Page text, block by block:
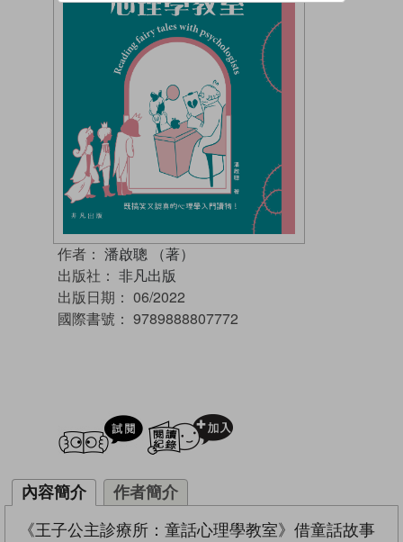
作者： 潘啟聰 （著）
出版社： 非凡出版
出版日期： 06/2022
國際書號： 9789888807772
試閲
內容簡介 作者簡介
《王子公主診療所：童話心理學教室》借童話故事